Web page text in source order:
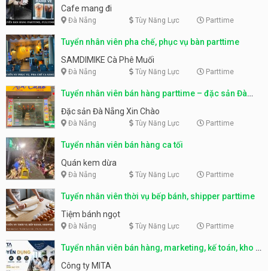
Cafe mang đi
Đà Nẵng Tùy Năng Lực Parttime
Tuyển nhân viên pha chế, phục vụ bàn parttime
SAMDIMIKE Cà Phê Muối
Đà Nẵng Tùy Năng Lực Parttime
Tuyển nhân viên bán hàng parttime – đặc sản Đà
Nẵng
Đặc sản Đà Nẵng Xin Chào
Đà Nẵng Tùy Năng Lực Parttime
Tuyển nhân viên bán hàng ca tối
Quán kem dừa
Đà Nẵng Tùy Năng Lực Parttime
Tuyển nhân viên thời vụ bếp bánh, shipper parttime
Tiệm bánh ngọt
Đà Nẵng Tùy Năng Lực Parttime
Tuyển nhân viên bán hàng, marketing, kế toán, kho –
parttime, fulltime
Công ty MITA